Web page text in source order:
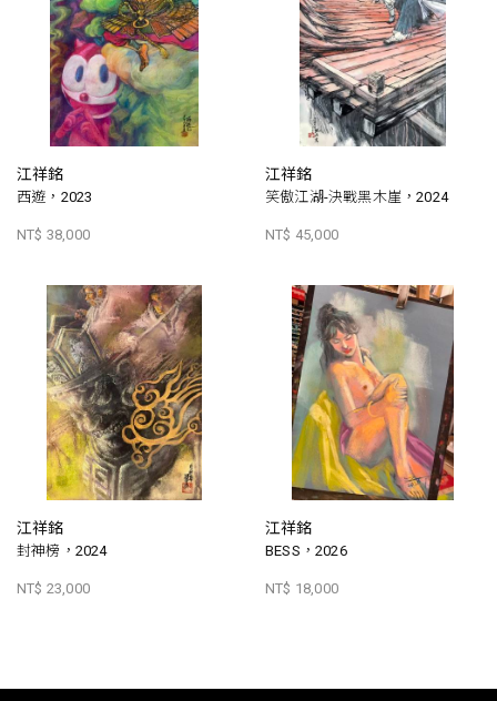
江祥銘
西遊，2023
NT$ 38,000
江祥銘
笑傲江湖-決戰黑木崖，2024
NT$ 45,000
江祥銘
封神榜，2024
NT$ 23,000
江祥銘
BESS，2026
NT$ 18,000